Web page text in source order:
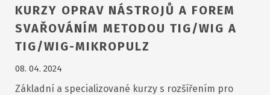
KURZY OPRAV NÁSTROJŮ A FOREM
SVAŘOVÁNÍM METODOU TIG/WIG A
TIG/WIG-MIKROPULZ
08. 04. 2024
Základní a specializované kurzy s rozšířením pro